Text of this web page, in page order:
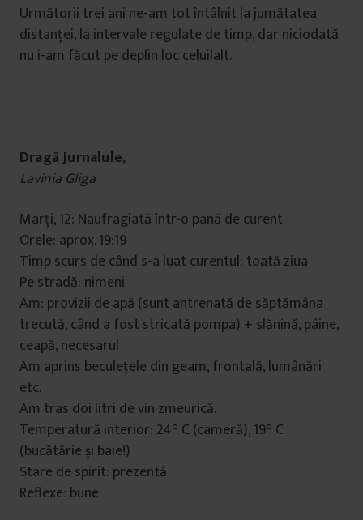
Următorii trei ani ne-am tot întâlnit la jumătatea
distanței, la intervale regulate de timp, dar niciodată
nu i-am făcut pe deplin loc celuilalt.
Dragă Jurnalule,
Lavinia Gliga
Marți, 12: Naufragiată într-o pană de curent
Orele: aprox. 19:19
Timp scurs de când s-a luat curentul: toată ziua
Pe stradă: nimeni
Am: provizii de apă (sunt antrenată de săptămâna
trecută, când a fost stricată pompa) + slănină, pâine,
ceapă, necesarul
Am aprins beculețele din geam, frontală, lumânări
etc.
Am tras doi litri de vin zmeurică.
Temperatură interior: 24° C (cameră), 19° C
(bucătărie și baie!)
Stare de spirit: prezentă
Reflexe: bune